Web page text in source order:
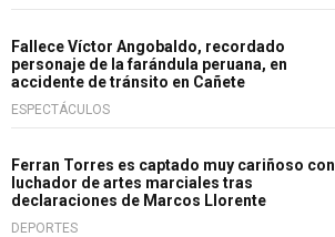
Fallece Víctor Angobaldo, recordado
personaje de la farándula peruana, en
accidente de tránsito en Cañete
ESPECTÁCULOS
Ferran Torres es captado muy cariñoso con
luchador de artes marciales tras
declaraciones de Marcos Llorente
DEPORTES